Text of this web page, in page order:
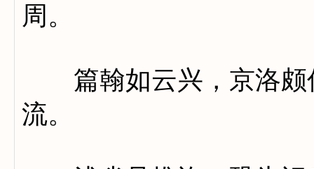
周。
篇翰如云兴，京洛颇
流。